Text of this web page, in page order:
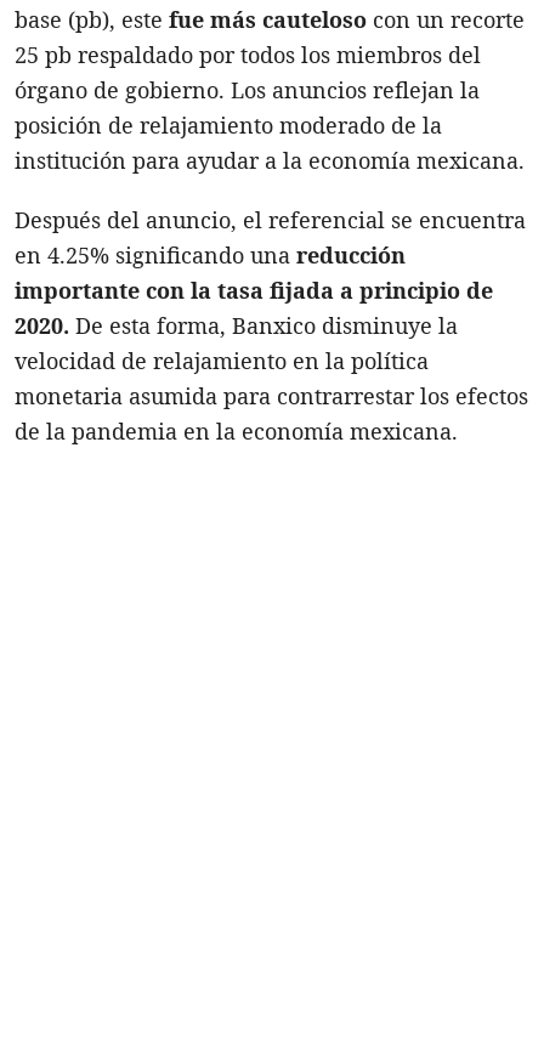
base (pb), este fue más cauteloso con un recorte
25 pb respaldado por todos los miembros del
órgano de gobierno. Los anuncios reflejan la
posición de relajamiento moderado de la
institución para ayudar a la economía mexicana.
Después del anuncio, el referencial se encuentra
en 4.25% significando una reducción
importante con la tasa fijada a principio de
2020. De esta forma, Banxico disminuye la
velocidad de relajamiento en la política
monetaria asumida para contrarrestar los efectos
de la pandemia en la economía mexicana.